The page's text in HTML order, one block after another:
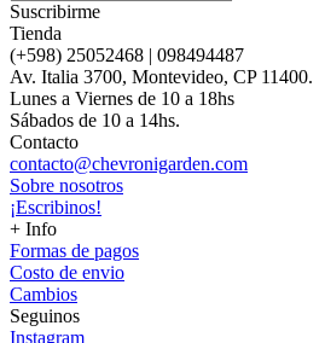
Suscribirme
Tienda
(+598) 25052468 | 098494487
Av. Italia 3700, Montevideo, CP 11400.
Lunes a Viernes de 10 a 18hs
Sábados de 10 a 14hs.
Contacto
contacto@chevronigarden.com
Sobre nosotros
¡Escribinos!
+ Info
Formas de pagos
Costo de envio
Cambios
Seguinos
Instagram